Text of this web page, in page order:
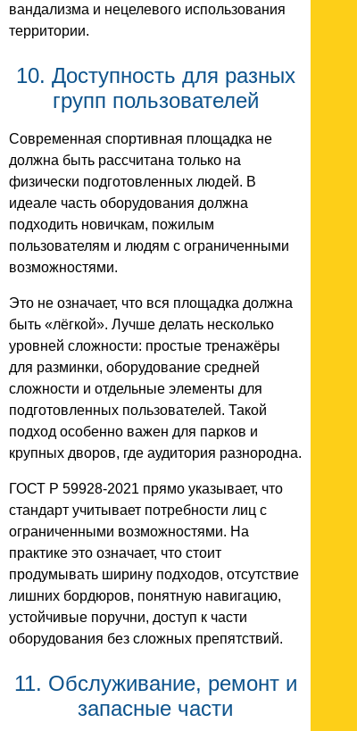
вандализма и нецелевого использования
территории.
10. Доступность для разных
групп пользователей
Современная спортивная площадка не
должна быть рассчитана только на
физически подготовленных людей. В
идеале часть оборудования должна
подходить новичкам, пожилым
пользователям и людям с ограниченными
возможностями.
Это не означает, что вся площадка должна
быть «лёгкой». Лучше делать несколько
уровней сложности: простые тренажёры
для разминки, оборудование средней
сложности и отдельные элементы для
подготовленных пользователей. Такой
подход особенно важен для парков и
крупных дворов, где аудитория разнородна.
ГОСТ Р 59928-2021 прямо указывает, что
стандарт учитывает потребности лиц с
ограниченными возможностями. На
практике это означает, что стоит
продумывать ширину подходов, отсутствие
лишних бордюров, понятную навигацию,
устойчивые поручни, доступ к части
оборудования без сложных препятствий.
11. Обслуживание, ремонт и
запасные части